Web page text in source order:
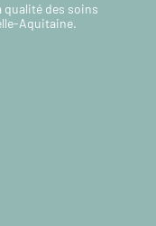
qualité des soins
Aquitaine.